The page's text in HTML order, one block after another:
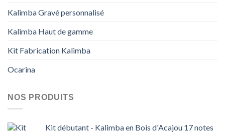
Kalimba Gravé personnalisé
Kalimba Haut de gamme
Kit Fabrication Kalimba
Ocarina
NOS PRODUITS
Kit débutant - Kalimba en Bois d'Acajou 17 notes